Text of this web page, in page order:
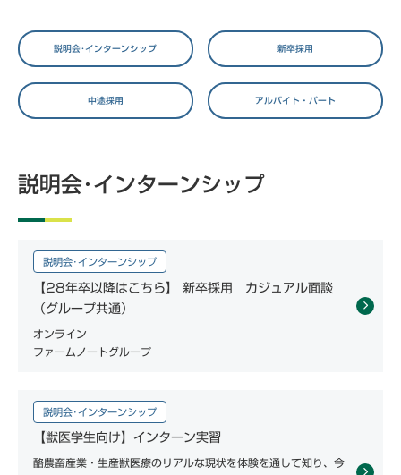
説明会･インターンシップ 新卒採用
中途採用 アルバイト・パート
説明会･インターンシップ
説明会･インターンシップ
【28年卒以降はこちら】 新卒採用 カジュアル面談
（グループ共通）
オンライン
ファームノートグループ
説明会･インターンシップ
【獣医学生向け】インターン実習
酪農畜産業・生産獣医療のリアルな現状を体験を通して知り、今